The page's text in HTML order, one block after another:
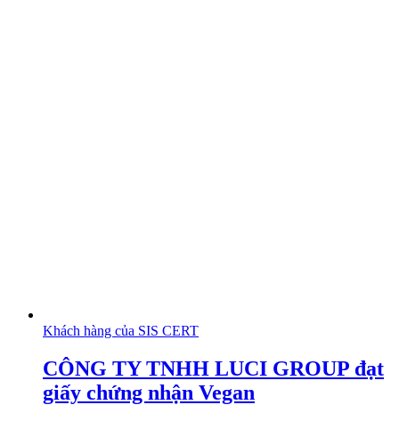
Khách hàng của SIS CERT
CÔNG TY TNHH LUCI GROUP đạt
giấy chứng nhận Vegan